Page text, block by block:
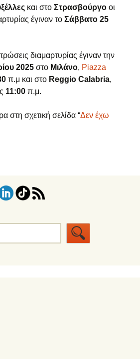
και στο Στρασβούργο οι
έγιναν το Σάββατο 25
διαμαρτυρίας έγιναν την
2025 στο Μιλάνο, Piazza
π.μ και στο Reggio Calabria,
11:00 π.μ.
στη σχετική σελίδα “Δεν έχω